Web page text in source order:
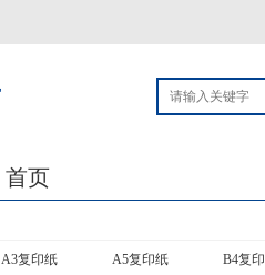
首页
A3复印纸 A5复印纸 B4复